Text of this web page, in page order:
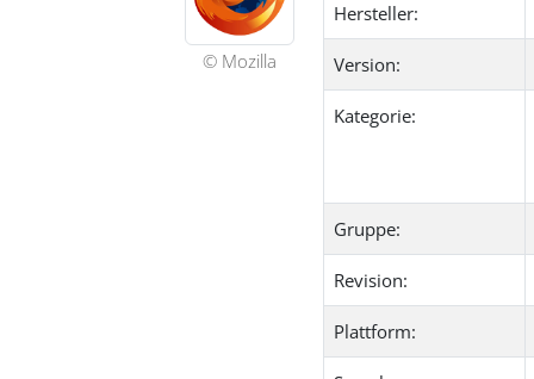
© Mozilla
Hersteller:
Version:
Kategorie:
Gruppe:
Revision:
Plattform: